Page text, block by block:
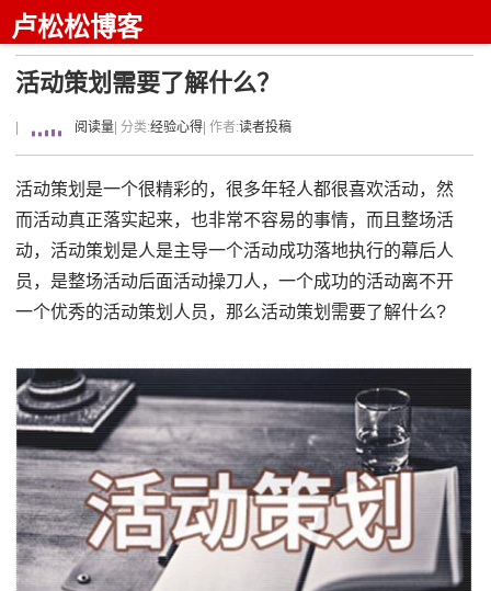
卢松松博客
活动策划需要了解什么？
阅读量 | 分类:经验心得 | 作者:读者投稿
活动策划是一个很精彩的，很多年轻人都很喜欢活动，然
而活动真正落实起来，也非常不容易的事情，而且整场活
动，活动策划是人是主导一个活动成功落地执行的幕后人
员，是整场活动后面活动操刀人，一个成功的活动离不开
一个优秀的活动策划人员，那么活动策划需要了解什么?